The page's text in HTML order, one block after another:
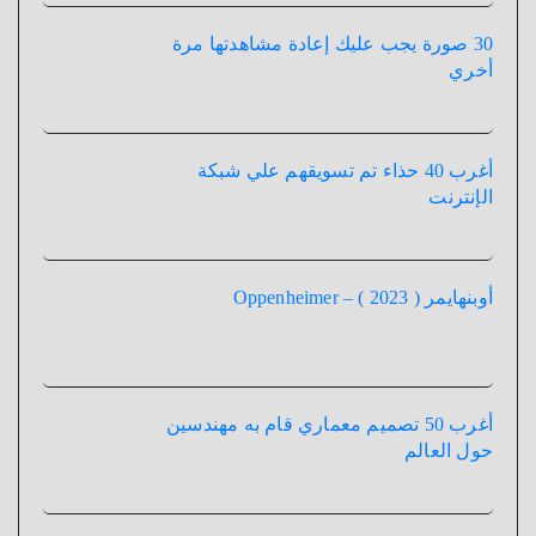
30 صورة يجب عليك إعادة مشاهدتها مرة
أخري
أغرب 40 حذاء تم تسويقهم علي شبكة
الإنترنت
أوبنهايمر ( 2023 ) – Oppenheimer
أغرب 50 تصميم معماري قام به مهندسين
حول العالم